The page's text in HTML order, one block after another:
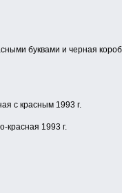
буквами и черная
с красным 1993 г.
красная 1993 г.